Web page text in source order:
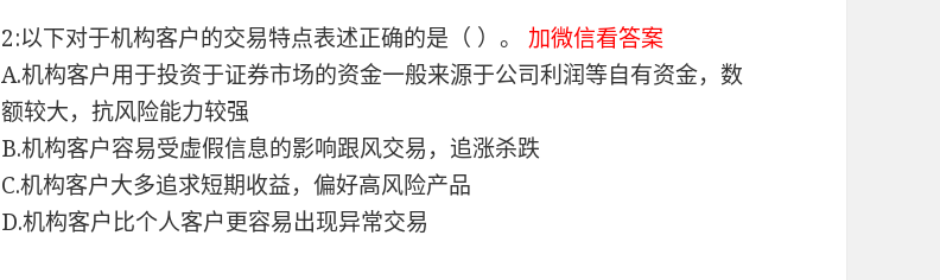
2:以下对于机构客户的交易特点表述正确的是（ ）。 加微信看答案
A.机构客户用于投资于证券市场的资金一般来源于公司利润等自有资金，数
额较大，抗风险能力较强
B.机构客户容易受虚假信息的影响跟风交易，追涨杀跌
C.机构客户大多追求短期收益，偏好高风险产品
D.机构客户比个人客户更容易出现异常交易